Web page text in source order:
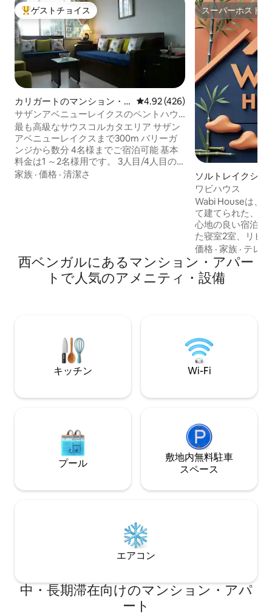
大好評のゲストチョイスです。
ゲストチョイス
カリガートのマンション・
アパート
レビュー426件、5つ星中4.92つ
4.92 (426)
サザンアベニューレイクスのペントハウ
ス+専用テラス
最も高級なサウスコルカタエリア サザン
アベニューレイクスまで300m バリーガ
ンジから数分 4名様までご宿泊可能 基本
料金は1 ～2名様用です。 3人目/4人目の
ゲストは追加料金 リビングにソファベッ
ル、ジョギングコース、散歩道がありま
す。 イベント/パーティー可：午後10時か
ら午前7時までは騒音厳禁：予約前にルー
ルと追加料金についてホストと話し合う
家族 · 価格 · 清潔さ
スーパーホスト
スーパーホスト
ソルトレイクシテ
ョン・アパート
ワビハウス
Wabi Houseは、
て建てられた、ソ
心地の良い宿泊先
た寝室2室、リビ
あるアパート（2025年
ラーのテラコッタ
組み合わさり、
みのある照明が
は20%オフでご利用
イバシーを尊重す
したホスト。
価格 ·家族 · テレビ
西ベンガルにあるマンション・アパー
トで人気のアメニティ・設備
キッチン Wi-Fi
プール
敷地内無料駐⁠車
ス⁠ペ⁠ー⁠ス
エアコン
中・長期滞在向けのマンション・アパ
ート